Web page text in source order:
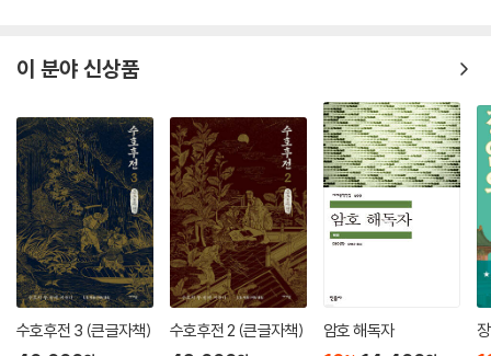
임금 그리고 우(禹) 임금에 한 번호씩 매겼으며, 이후로는 인물 이름과 나
라 이름이 섞여 있는 원서의 목차 대신 발췌본의 목차를 따로 마련하였다.
그 순서는 하(夏) 은(殷) 주(周), 춘추전국의 진(晉)과 연(燕), 진시황의
진(秦), 한(漢), 위(魏), 오(吳), 촉(蜀), 그리고 진(晉)으로 역사서의 왕
조명과 일치한다.
명대의 저명한 학자 호응린은 《소실산방필총》에서 《습유기》를 악평한다.
“다 거짓말이다. 황아와 백제 아들이 부른 노래는 경박한데다 야하고 천박
하기 그지없다. 《습유명산기》도 위작이다.” 한편 가정 연간의 학자 고춘
(顧春)은 《습유기》를 읽고 감동한 나머지 글방에다 새겨두었다. 한 손님
이 보고 황당무계하다고 했다. 그러자 그는 “아아! 안타깝구먼! 소백온도
이 분야 신상품
수호후전 3 (큰글자책) 수호후전 2 (큰글자책) 암호 해독자